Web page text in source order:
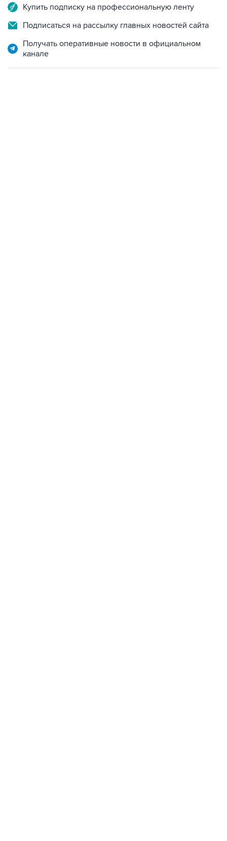
Купить подписку на профессиональную ленту
Подписаться на рассылку главных новостей сайта
Получать оперативные новости в официальном
канале